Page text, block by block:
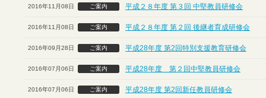
2016年11月08日 ご案内 平成２８年度 第３回 中堅教員研修会
2016年11月08日 ご案内 平成２８年度 第２回 後継者育成研修会
2016年09月28日 ご案内 平成28年度 第2回特別支援教育研修会
2016年07月06日 ご案内 平成28年度 第２回中堅教員研修会
2016年07月06日 ご案内 平成28年度 第2回新任教員研修会